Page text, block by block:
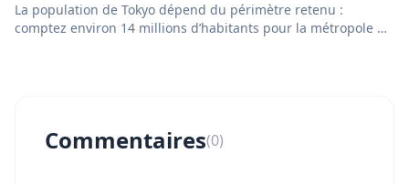
La population de Tokyo dépend du périmètre retenu :
comptez environ 14 millions d’habitants pour la métropole de
Commentaires(0)